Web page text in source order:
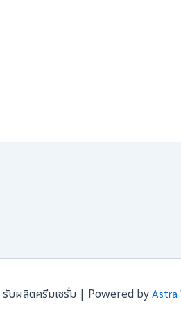
บผลิตครีมเซรั่ม | Powered byAstra